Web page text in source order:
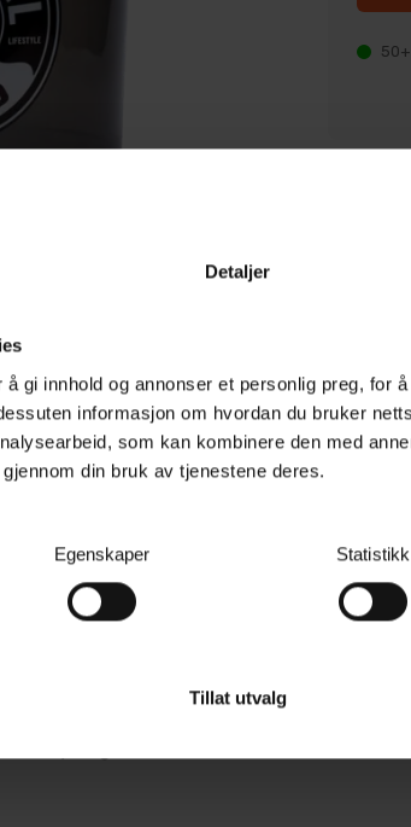
Detaljer
gi innhold og annonser et personlig preg, for
informasjon om hvordan du bruker
som kan kombinere den med
din bruk av tjenestene deres.
Egenskaper Statistikk
Tillat utvalg
50+
med material kjent
er
under tung last i
brukes til å
din ryddig!